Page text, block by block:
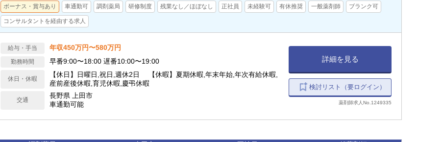
ボーナス・賞与あり 車通勤可 調剤薬局 研修制度 残業なし／ほぼなし 正社員 未経験可 有休推奨 一般薬剤師 ブランク可
コンサルタントを経由する求人
給与・手当 年収450万円〜580万円
勤務時間 早番9:00〜18:00 遅番10:00〜19:00
休日・休暇
【休日】日曜日,祝日,週休2日 【休暇】夏期休暇,年末年始,年次有給休暇,
産前産後休暇,育児休暇,慶弔休暇
交通
長野県 上田市
車通勤可能
詳細を見る
検討リスト（要ログイン）
薬剤師求人No.1249335